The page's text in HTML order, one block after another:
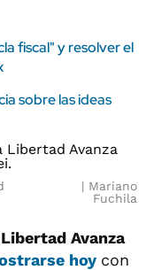
fiscal" y resolver el
sobre las ideas
Mariano
Fuchila
Libertad Avanza
hoy con